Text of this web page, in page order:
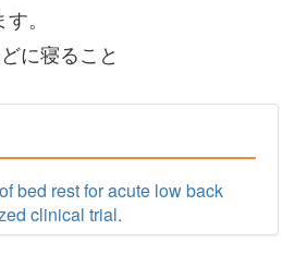
。
に寝ること
bed rest for acute low back
clinical trial.